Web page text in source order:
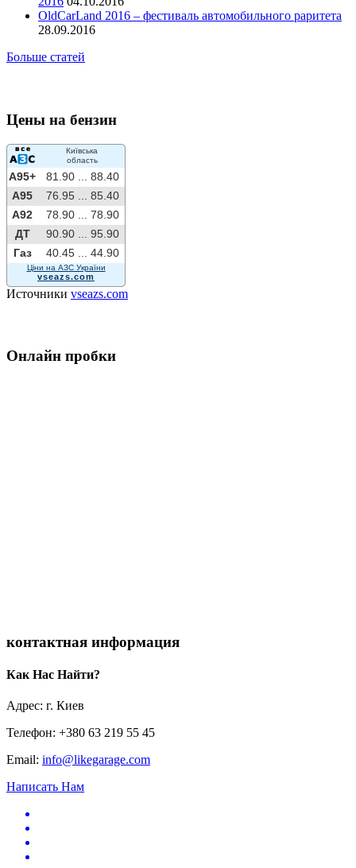
OldCarLand 2016 – фестиваль автомобильного раритета
28.09.2016
Больше статей
Цены на бензин
Київська
область
A95+ 81.90 ...
88.40
A95
76.95 ...
85.40
A92
78.90 ...
78.90
ДТ
90.90 ...
95.90
Газ
40.45 ... 44.90
Ціни на АЗС України
vseazs.com
Источники vseazs.com
Онлайн пробки
контактная информация
Как Нас Найти?
Адрес: г. Киев
Телефон: +380 63 219 55 45
Email: info@likegarage.com
Написать Нам